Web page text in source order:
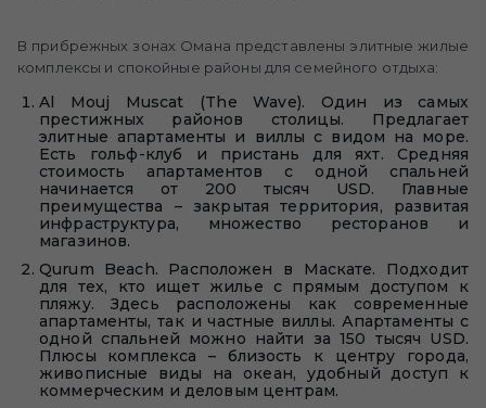
В прибрежных зонах Омана представлены элитные жилые
комплексы и спокойные районы для семейного отдыха:
Al Mouj Muscat (The Wave). Один из самых
престижных районов столицы. Предлагает
элитные апартаменты и виллы с видом на море.
Есть гольф-клуб и пристань для яхт. Средняя
стоимость апартаментов с одной спальней
начинается от 200 тысяч USD. Главные
преимущества – закрытая территория, развитая
инфраструктура, множество ресторанов и
магазинов.
Qurum Beach. Расположен в Маскате. Подходит
для тех, кто ищет жилье с прямым доступом к
пляжу. Здесь расположены как современные
апартаменты, так и частные виллы. Апартаменты с
одной спальней можно найти за 150 тысяч USD.
Плюсы комплекса – близость к центру города,
живописные виды на океан, удобный доступ к
коммерческим и деловым центрам.